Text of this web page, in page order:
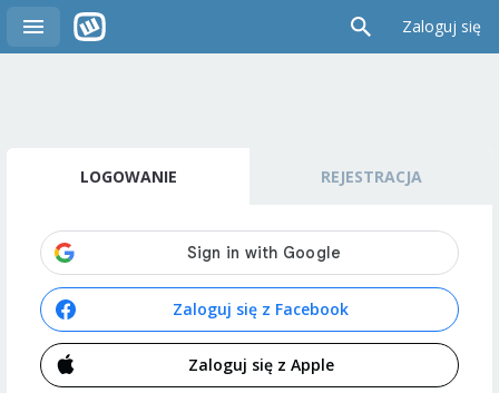
Zaloguj się
LOGOWANIE REJESTRACJA
Zaloguj się z Facebook
Zaloguj się z Apple